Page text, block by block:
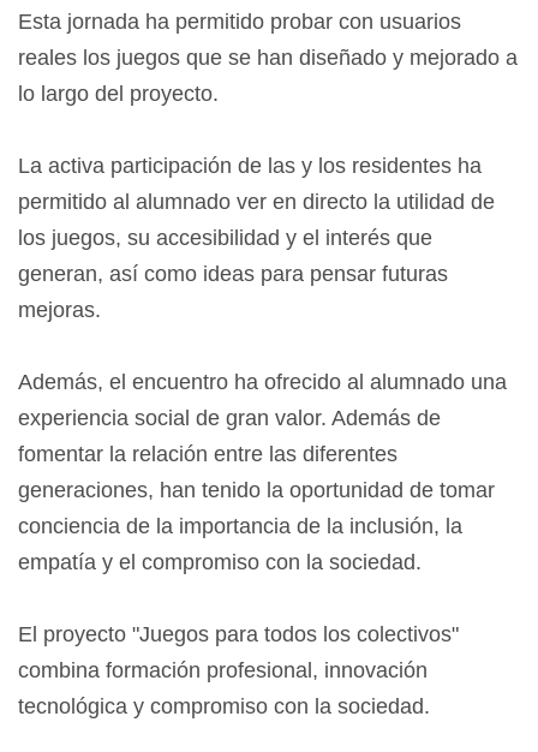
Esta jornada ha permitido probar con usuarios
reales los juegos que se han diseñado y mejorado a
lo largo del proyecto.
La activa participación de las y los residentes ha
permitido al alumnado ver en directo la utilidad de
los juegos, su accesibilidad y el interés que
generan, así como ideas para pensar futuras
mejoras.
Además, el encuentro ha ofrecido al alumnado una
experiencia social de gran valor. Además de
fomentar la relación entre las diferentes
generaciones, han tenido la oportunidad de tomar
conciencia de la importancia de la inclusión, la
empatía y el compromiso con la sociedad.
El proyecto "Juegos para todos los colectivos"
combina formación profesional, innovación
tecnológica y compromiso con la sociedad.